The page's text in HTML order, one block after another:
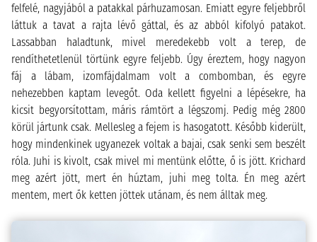
felfelé, nagyjából a patakkal párhuzamosan. Emiatt egyre feljebbről
láttuk a tavat a rajta lévő gáttal, és az abból kifolyó patakot.
Lassabban haladtunk, mivel meredekebb volt a terep, de
rendíthetetlenül törtünk egyre feljebb. Úgy éreztem, hogy nagyon
fáj a lábam, izomfájdalmam volt a combomban, és egyre
nehezebben kaptam levegőt. Oda kellett figyelni a lépésekre, ha
kicsit begyorsítottam, máris rámtört a légszomj. Pedig még 2800
körül jártunk csak. Mellesleg a fejem is hasogatott. Később kiderült,
hogy mindenkinek ugyanezek voltak a bajai, csak senki sem beszélt
róla. Juhi is kivolt, csak mivel mi mentünk előtte, ő is jött. Krichard
meg azért jött, mert én húztam, juhi meg tolta. Én meg azért
mentem, mert ők ketten jöttek utánam, és nem álltak meg.